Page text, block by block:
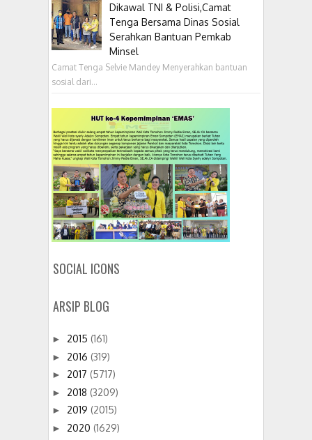
Dikawal TNI & Polisi,Camat
Tenga Bersama Dinas Sosial
Serahkan Bantuan Pemkab
Minsel
Camat Tenga Selvie Mandey Menyerahkan bantuan
sosial dari...
SOCIAL ICONS
ARSIP BLOG
► 2015 (161)
► 2016 (319)
► 2017 (5717)
► 2018 (3209)
► 2019 (2015)
► 2020 (1629)